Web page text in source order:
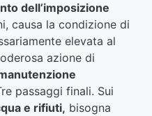
dell’imposizione
causa la condizione di
elevata al
azione di
passaggi finali. Sui
e rifiuti, bisogna